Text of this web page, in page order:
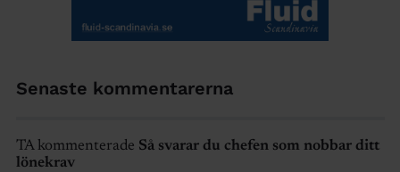
Senaste kommentarerna
TA kommenterade Så svarar du chefen som nobbar ditt
lönekrav